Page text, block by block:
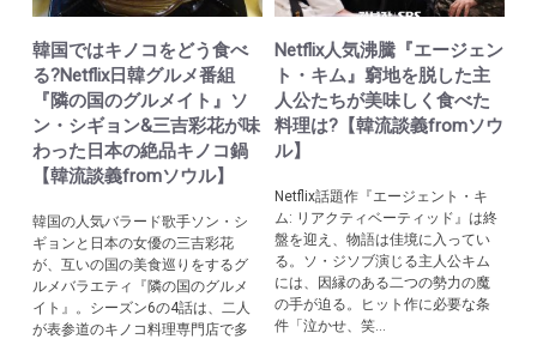
韓国ではキノコをどう食べ
る?Netflix日韓グルメ番組
『隣の国のグルメイト』ソ
ン・シギョン&三吉彩花が味
わった日本の絶品キノコ鍋
【韓流談義fromソウル】
韓国の人気バラード歌手ソン・シ
ギョンと日本の女優の三吉彩花
が、互いの国の美食巡りをするグ
ルメバラエティ『隣の国のグルメ
イト』。シーズン6の4話は、二人
が表参道のキノコ料理専門店で多
Netflix人気沸騰『エージェン
ト・キム』窮地を脱した主
人公たちが美味しく食べた
料理は?【韓流談義fromソウ
ル】
Netflix話題作『エージェント・キ
ム: リアクティベーティッド』は終
盤を迎え、物語は佳境に入ってい
る。ソ・ジソブ演じる主人公キム
には、因縁のある二つの勢力の魔
の手が迫る。ヒット作に必要な条
件「泣かせ、笑...